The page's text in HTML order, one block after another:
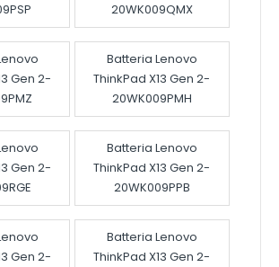
20WK009QMX
Gen 2-
Batteria Lenovo
ThinkPad X13 Gen 2-
20WK009PMH
Gen 2-
Batteria Lenovo
ThinkPad X13 Gen 2-
20WK009PPB
Gen 2-
Batteria Lenovo
ThinkPad X13 Gen 2-